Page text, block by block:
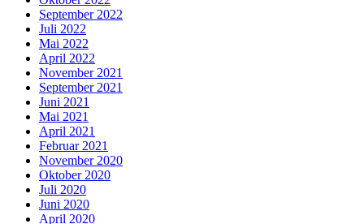
September 2022
Juli 2022
Mai 2022
April 2022
November 2021
September 2021
Juni 2021
Mai 2021
April 2021
Februar 2021
November 2020
Oktober 2020
Juli 2020
Juni 2020
April 2020